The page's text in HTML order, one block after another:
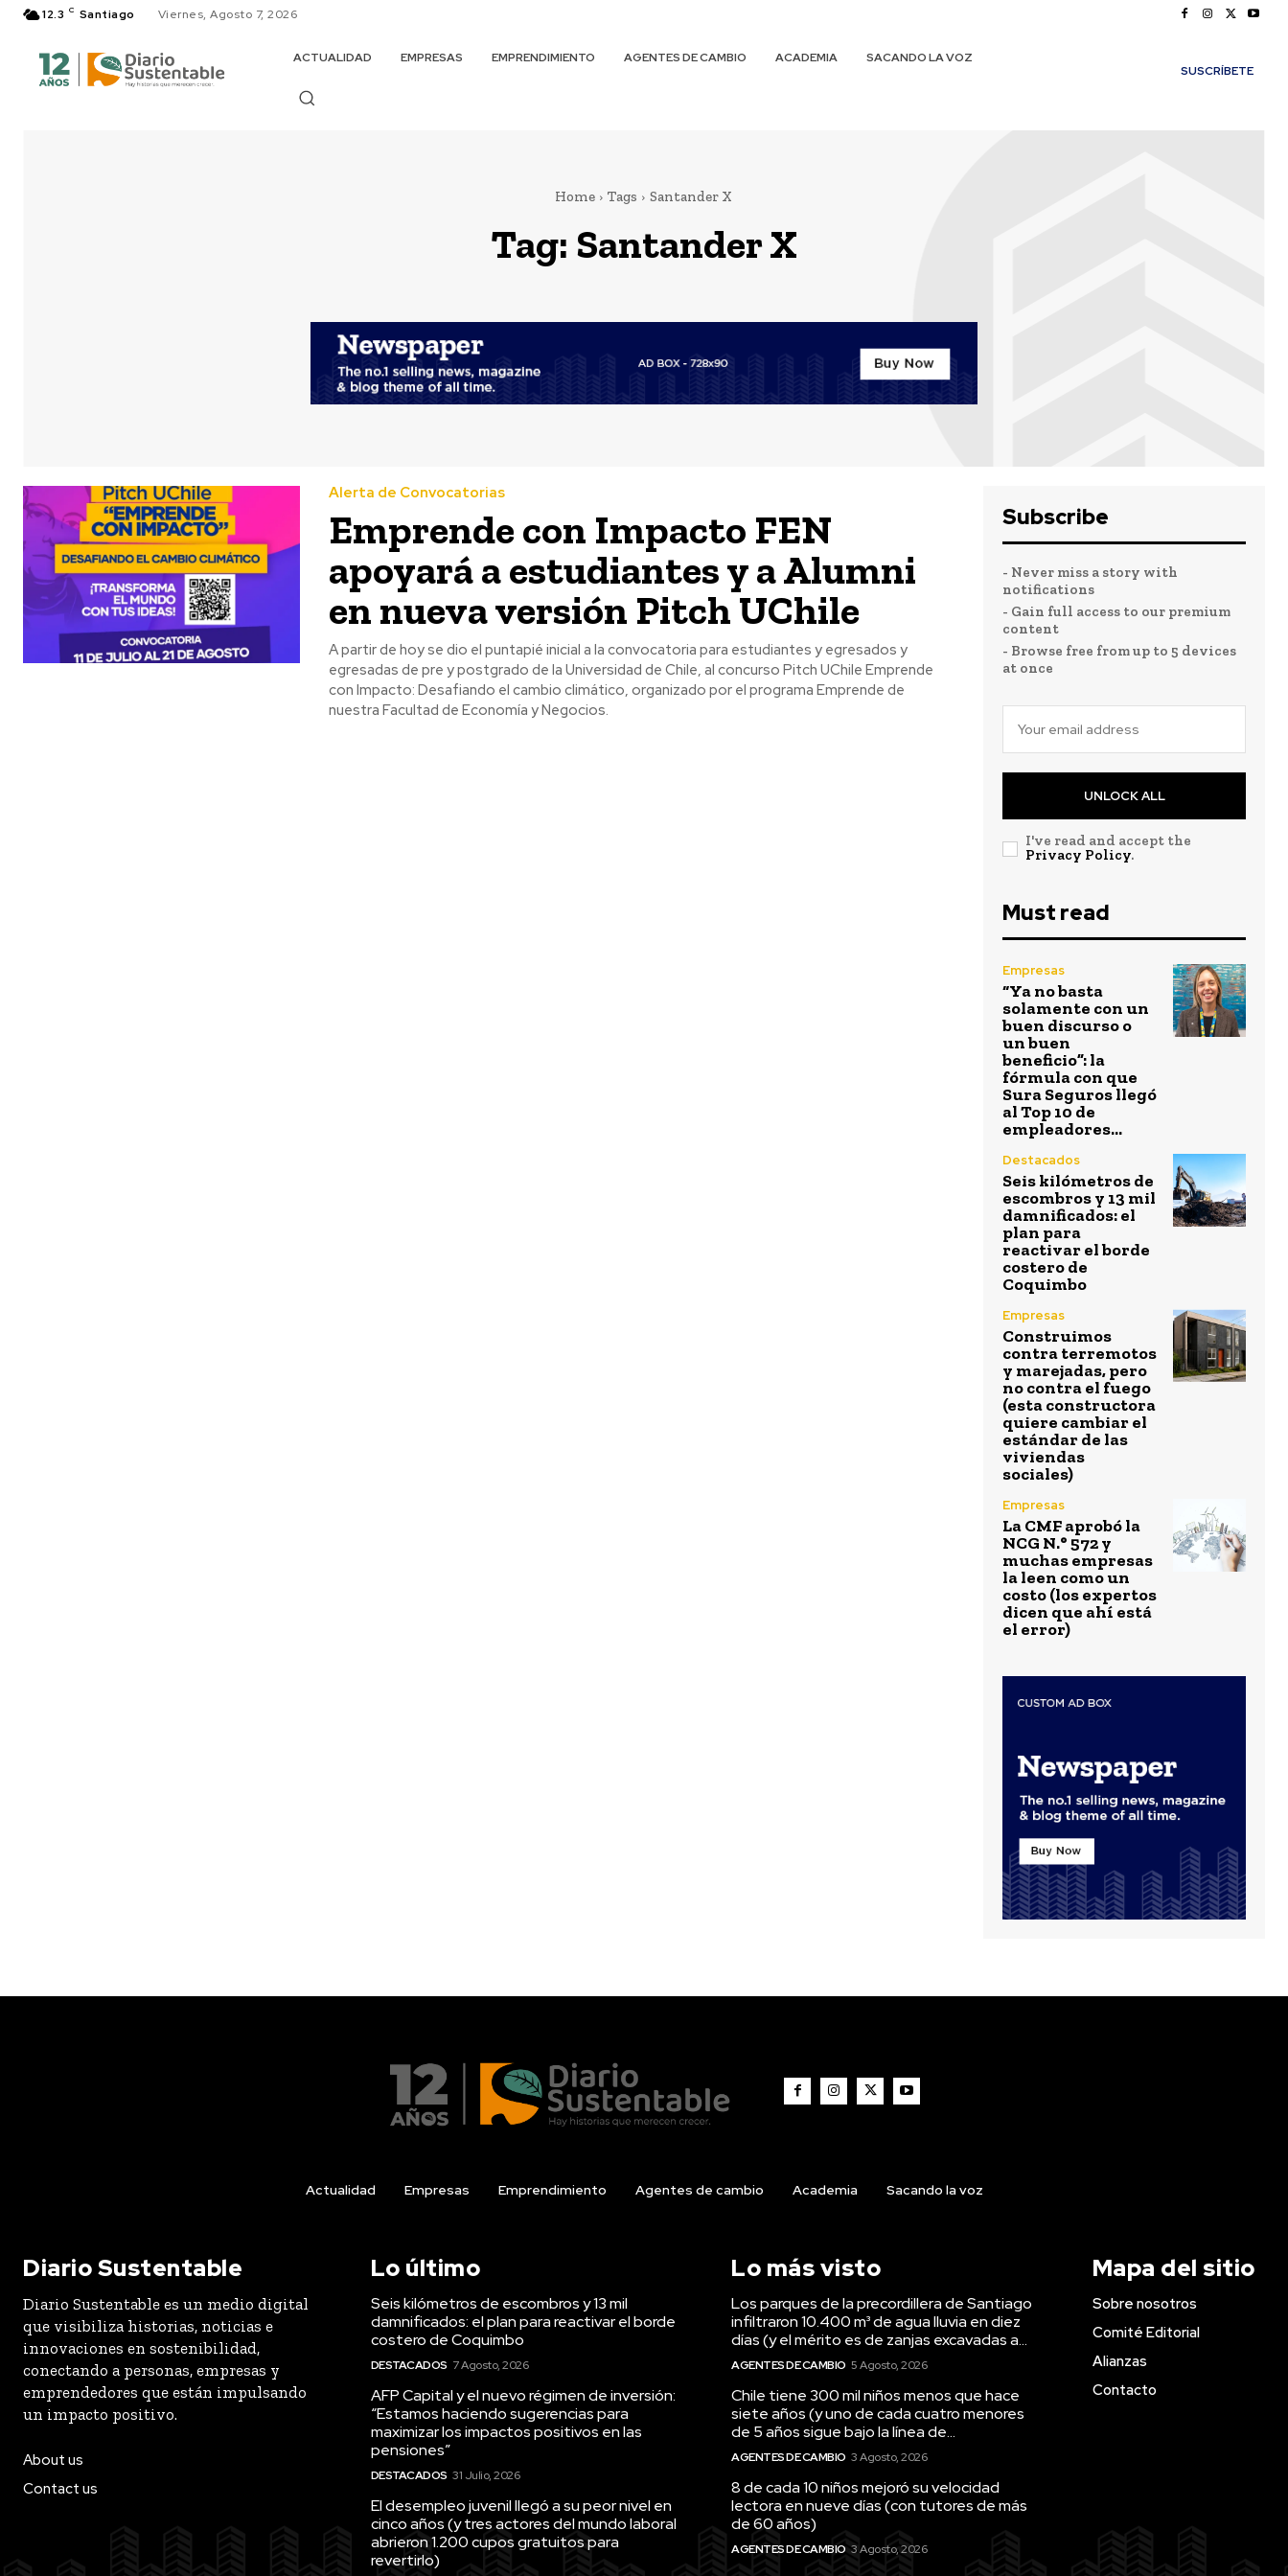
12.3 C Santiago Viernes, Agosto 7, 2026
ACTUALIDAD EMPRESAS EMPRENDIMIENTO AGENTES DE CAMBIO ACADEMIA
SACANDO LA VOZ
SUSCRÍBETE
Home Tags Santander X
Tag: Santander X
Alerta de Convocatorias
Emprende con Impacto FEN
apoyará a estudiantes y a Alumni
en nueva versión Pitch UChile
A partir de hoy se dio el puntapié inicial a la convocatoria para estudiantes y egresados y
egresadas de pre y postgrado de la Universidad de Chile, al concurso Pitch UChile Emprende
con Impacto: Desafiando el cambio climático, organizado por el programa Emprende de
nuestra Facultad de Economía y Negocios.
Subscribe
- Never miss a story with
notifications
- Gain full access to our premium
content
- Browse free from up to 5 devices
at once
UNLOCK ALL
I've read and accept the
Privacy Policy.
Must read
Empresas
“Ya no basta
solamente con un
buen discurso o
un buen
beneficio”: la
fórmula con que
Sura Seguros llegó
al Top 10 de
empleadores...
Destacados
Seis kilómetros de
escombros y 13 mil
damnificados: el
plan para
reactivar el borde
costero de
Coquimbo
Empresas
Construimos
contra terremotos
y marejadas, pero
no contra el fuego
(esta constructora
quiere cambiar el
estándar de las
viviendas
sociales)
Empresas
La CMF aprobó la
NCG N.° 572 y
muchas empresas
la leen como un
costo (los expertos
dicen que ahí está
el error)
Actualidad Empresas Emprendimiento Agentes de cambio Academia Sacando la voz
Diario Sustentable
Diario Sustentable es un medio digital
que visibiliza historias, noticias e
innovaciones en sostenibilidad,
conectando a personas, empresas y
emprendedores que están impulsando
un impacto positivo.
About us
Contact us
Lo último
Seis kilómetros de escombros y 13 mil
damnificados: el plan para reactivar el borde
costero de Coquimbo
DESTACADOS 7 Agosto, 2026
AFP Capital y el nuevo régimen de inversión:
“Estamos haciendo sugerencias para
maximizar los impactos positivos en las
pensiones”
DESTACADOS 31 Julio, 2026
El desempleo juvenil llegó a su peor nivel en
cinco años (y tres actores del mundo laboral
abrieron 1.200 cupos gratuitos para
revertirlo)
Lo más visto
Los parques de la precordillera de Santiago
infiltraron 10.400 m³ de agua lluvia en diez
días (y el mérito es de zanjas excavadas a...
AGENTES DE CAMBIO 5 Agosto, 2026
Chile tiene 300 mil niños menos que hace
siete años (y uno de cada cuatro menores
de 5 años sigue bajo la línea de...
AGENTES DE CAMBIO 3 Agosto, 2026
8 de cada 10 niños mejoró su velocidad
lectora en nueve días (con tutores de más
de 60 años)
AGENTES DE CAMBIO 3 Agosto, 2026
Mapa del sitio
Sobre nosotros
Comité Editorial
Alianzas
Contacto